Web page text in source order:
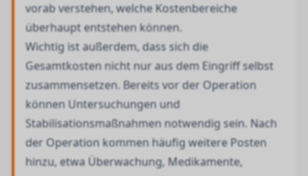
vorab verstehen, welche Kostenbereiche
überhaupt entstehen können.
Wichtig ist außerdem, dass sich die
Gesamtkosten nicht nur aus dem Eingriff selbst
zusammensetzen. Bereits vor der Operation
können Untersuchungen und
Stabilisationsmaßnahmen notwendig sein. Nach
der Operation kommen häufig weitere Posten
hinzu, etwa Überwachung, Medikamente,